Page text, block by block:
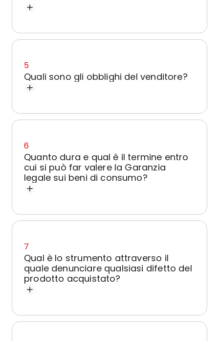
5
Quali sono gli obblighi del venditore?
6
Quanto dura e qual è il termine entro
cui si può far valere la Garanzia
legale sui beni di consumo?
7
Qual è lo strumento attraverso il
quale denunciare qualsiasi difetto del
prodotto acquistato?